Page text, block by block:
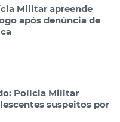
Militar apreende
após denúncia de
Polícia Militar
suspeitos por